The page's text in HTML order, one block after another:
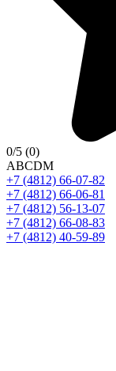
0/5 (0)
ABCDM
+7 (4812) 66-07-82
+7 (4812) 66-06-81
+7 (4812) 56-13-07
+7 (4812) 66-08-83
+7 (4812) 40-59-89